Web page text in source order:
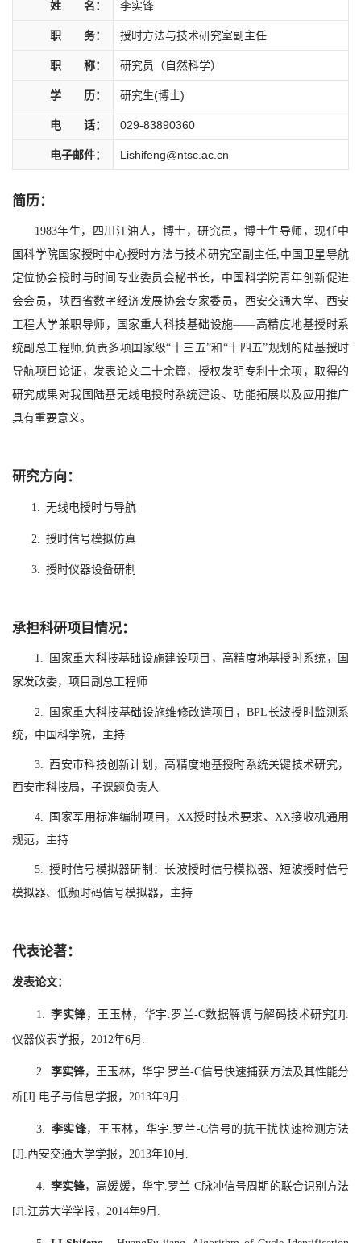
姓 名： 李实锋
职 务： 授时方法与技术研究室副主任
职 称： 研究员（自然科学）
学 历： 研究生(博士)
电 话： 029-83890360
电子邮件： Lishifeng@ntsc.ac.cn
简历：
1983年生，四川江油人，博士，研究员，博士生导师，现任中
国科学院国家授时中心授时方法与技术研究室副主任,中国卫星导航
定位协会授时与时间专业委员会秘书长，中国科学院青年创新促进
会会员，陕西省数字经济发展协会专家委员，西安交通大学、西安
工程大学兼职导师，国家重大科技基础设施——高精度地基授时系
统副总工程师,负责多项国家级“十三五”和“十四五”规划的陆基授时
导航项目论证，发表论文二十余篇，授权发明专利十余项，取得的
研究成果对我国陆基无线电授时系统建设、功能拓展以及应用推广
具有重要意义。
研究方向：
1. 无线电授时与导航
2. 授时信号模拟仿真
3. 授时仪器设备研制
承担科研项目情况：
1. 国家重大科技基础设施建设项目，高精度地基授时系统，国
家发改委，项目副总工程师
2. 国家重大科技基础设施维修改造项目，BPL长波授时监测系
统，中国科学院，主持
3. 西安市科技创新计划，高精度地基授时系统关键技术研究，
西安市科技局，子课题负责人
4. 国家军用标准编制项目，XX授时技术要求、XX接收机通用
规范，主持
5. 授时信号模拟器研制：长波授时信号模拟器、短波授时信号
模拟器、低频时码信号模拟器，主持
代表论著：
发表论文：
1. 李实锋，王玉林，华宇.罗兰-C数据解调与解码技术研究[J].
仪器仪表学报，2012年6月.
2. 李实锋，王玉林，华宇.罗兰-C信号快速捕获方法及其性能分
析[J].电子与信息学报，2013年9月.
3. 李实锋，王玉林，华宇.罗兰-C信号的抗干扰快速检测方法
[J].西安交通大学学报，2013年10月.
4. 李实锋，高媛媛，华宇.罗兰-C脉冲信号周期的联合识别方法
[J].江苏大学学报，2014年9月.